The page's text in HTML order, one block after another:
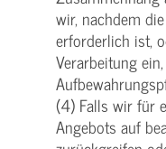
wir, nachdem
erforderlich ist,
Verarbeitung
(4) Falls wir für
Angebots auf